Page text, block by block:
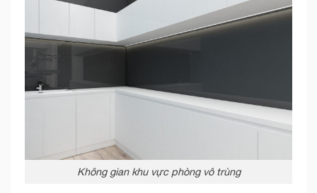
Không gian khu vực phòng vô trùng